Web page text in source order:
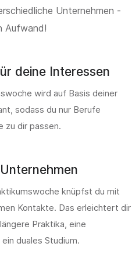
Unternehmen -
Aufwand!
deine Interessen
wird auf Basis deiner
sodass du nur Berufe
zu dir passen.
knüpfst du mit
Kontakte. Das erleichtert dir
Praktika, eine
duales Studium.